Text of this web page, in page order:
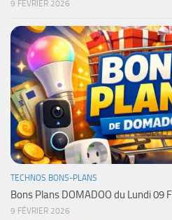
9 FÉVRIER 2026
TECHNOS BONS-PLANS
Bons Plans DOMADOO du Lundi 09
9 FÉVRIER 2026